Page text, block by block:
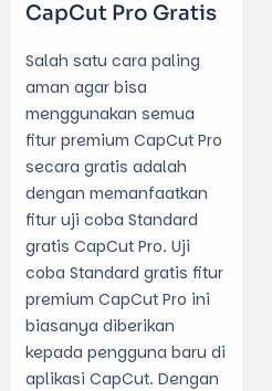
CapCut Pro Gratis
Salah satu cara paling
aman agar bisa
menggunakan semua
fitur premium CapCut Pro
secara gratis adalah
dengan memanfaatkan
fitur uji coba Standard
gratis CapCut Pro. Uji
coba Standard gratis fitur
premium CapCut Pro ini
biasanya diberikan
kepada pengguna baru di
aplikasi CapCut. Dengan